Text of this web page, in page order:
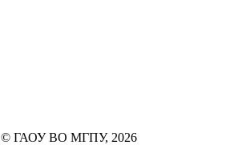
© ГАОУ ВО МГПУ, 2026